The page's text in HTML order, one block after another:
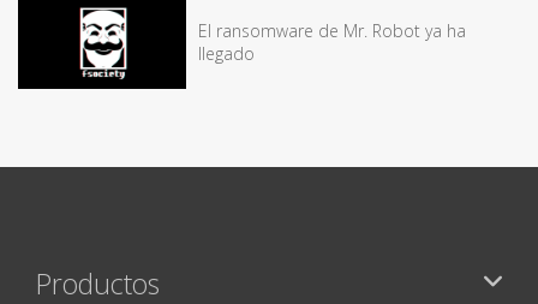
El ransomware de Mr. Robot ya ha
llegado
Productos